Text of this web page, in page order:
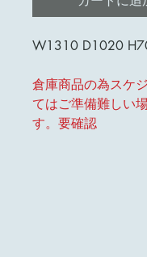
W1310 D1020
倉庫商品の為スケ
てはご準備難しい
す。要確認